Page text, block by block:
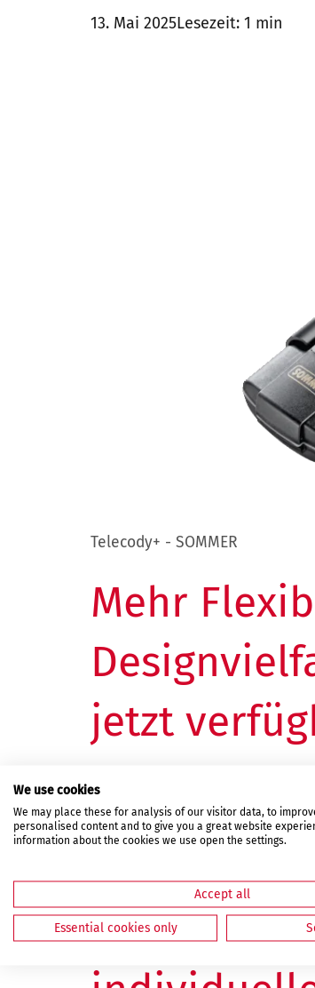
13. Mai 2025Lesezeit: 1 min
Telecody+ - SOMMER
Mehr
jetzt
Wir freuen uns, eine
bekanntzugeben: Ab
Telecody Courierauch eine
Dezentes
We use cookies
We may place these for analysis of our visitor data, to
personalised content and to give you a great website
information about the cookies we use open the settings.
Accept all
Essential cookies only